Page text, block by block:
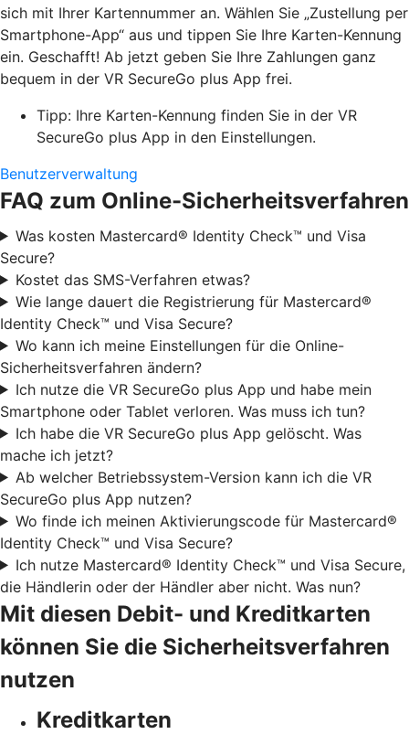
sich mit Ihrer Kartennummer an. Wählen Sie „Zustellung per
Smartphone-App“ aus und tippen Sie Ihre Karten-Kennung
ein. Geschafft! Ab jetzt geben Sie Ihre Zahlungen ganz
bequem in der VR SecureGo plus App frei.
Tipp: Ihre Karten-Kennung finden Sie in der VR
SecureGo plus App in den Einstellungen.
Benutzerverwaltung
FAQ zum Online-Sicherheitsverfahren
Was kosten Mastercard® Identity Check™ und Visa
Secure?
Kostet das SMS-Verfahren etwas?
Wie lange dauert die Registrierung für Mastercard®
Identity Check™ und Visa Secure?
Wo kann ich meine Einstellungen für die Online-
Sicherheitsverfahren ändern?
Ich nutze die VR SecureGo plus App und habe mein
Smartphone oder Tablet verloren. Was muss ich tun?
Ich habe die VR SecureGo plus App gelöscht. Was
mache ich jetzt?
Ab welcher Betriebssystem-Version kann ich die VR
SecureGo plus App nutzen?
Wo finde ich meinen Aktivierungscode für Mastercard®
Identity Check™ und Visa Secure?
Ich nutze Mastercard® Identity Check™ und Visa Secure,
die Händlerin oder der Händler aber nicht. Was nun?
Mit diesen Debit- und Kreditkarten
können Sie die Sicherheitsverfahren
nutzen
Kreditkarten